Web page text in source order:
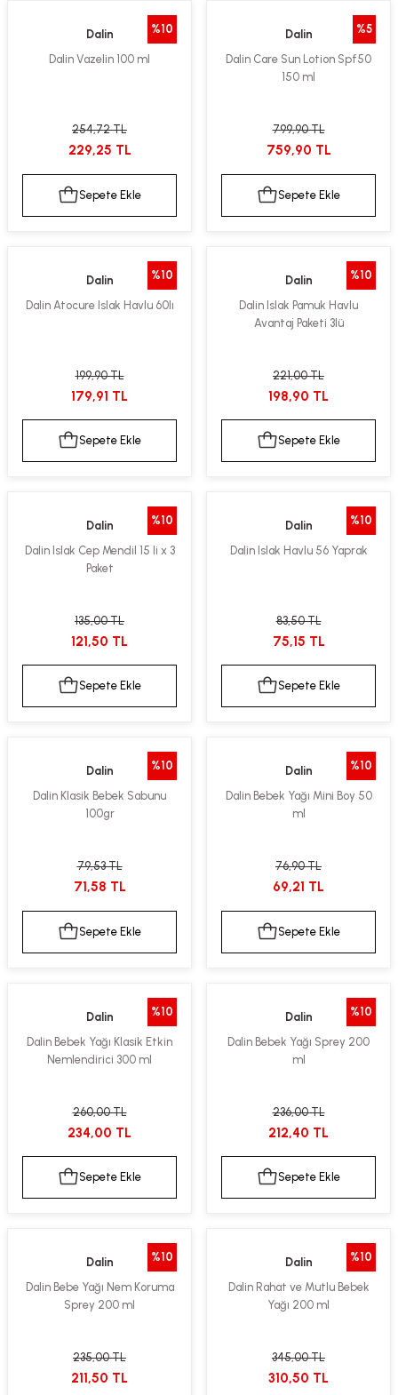
%10
Dalin
Dalin Vazelin 100 ml
254,72 TL
229,25 TL
Sepete Ekle
%5
Dalin
Dalin Care Sun Lotion Spf50
150 ml
799,90 TL
759,90 TL
Sepete Ekle
%10
Dalin
Dalin Atocure Islak Havlu 60lı
199,90 TL
179,91 TL
Sepete Ekle
%10
Dalin
Dalin Islak Pamuk Havlu
Avantaj Paketi 3lü
221,00 TL
198,90 TL
Sepete Ekle
%10
Dalin
Dalin Islak Cep Mendil 15 li x 3
Paket
135,00 TL
121,50 TL
Sepete Ekle
%10
Dalin
Dalin Islak Havlu 56 Yaprak
83,50 TL
75,15 TL
Sepete Ekle
%10
Dalin
Dalin Klasik Bebek Sabunu
100gr
79,53 TL
71,58 TL
Sepete Ekle
%10
Dalin
Dalin Bebek Yağı Mini Boy 50
ml
76,90 TL
69,21 TL
Sepete Ekle
%10
Dalin
Dalin Bebek Yağı Klasik Etkin
Nemlendirici 300 ml
260,00 TL
234,00 TL
Sepete Ekle
%10
Dalin
Dalin Bebek Yağı Sprey 200
ml
236,00 TL
212,40 TL
Sepete Ekle
%10
Dalin
Dalin Bebe Yağı Nem Koruma
Sprey 200 ml
235,00 TL
211,50 TL
%10
Dalin
Dalin Rahat ve Mutlu Bebek
Yağı 200 ml
345,00 TL
310,50 TL